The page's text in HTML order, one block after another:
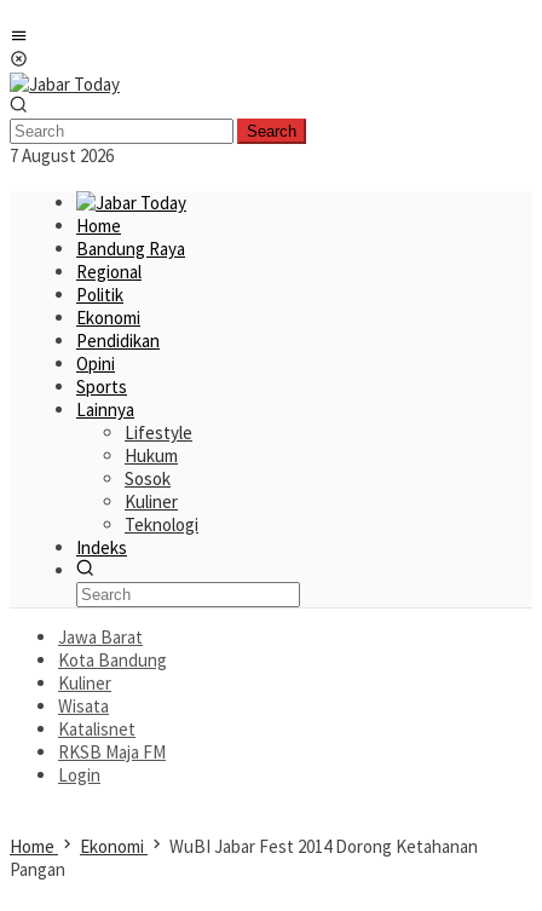
to
content
Search
7 August 2026
Home
Bandung Raya
Regional
Politik
Ekonomi
Pendidikan
Opini
Sports
Lainnya
Lifestyle
Hukum
Sosok
Kuliner
Teknologi
Indeks
Jawa Barat
Kota Bandung
Kuliner
Wisata
Katalisnet
RKSB Maja FM
Login
Home Ekonomi
WuBI Jabar Fest 2014 Dorong Ketahanan
Pangan